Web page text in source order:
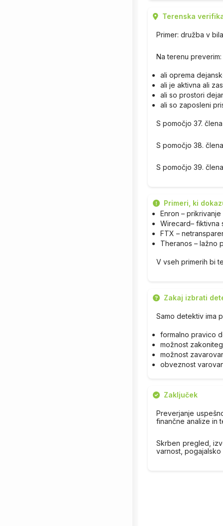
Terenska
Primer: družba v
Na terenu preverim:
ali oprema
ali je aktivna ali
ali so prostori
ali so zaposleni
S pomočjo 37.
S pomočjo 38.
S pomočjo 39.
Primeri, ki
Enron –
Wirecard– fiktivna
FTX –
Theranos – lažno
V vseh primerih bi
Zakaj izbrati
Samo detektiv ima
formalno pravico
možnost
možnost
obveznost
Zaključek
Preverjanje
finančne analize in
Skrben pregled,
varnost,